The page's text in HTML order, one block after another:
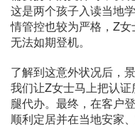
这是两个孩子入读当地
情管控也较为严格，Z
无法如期登机。
了解到这意外状况后，
我们让Z女士马上把认
腿代办。最终，在客户
顺利定居并在当地安家、